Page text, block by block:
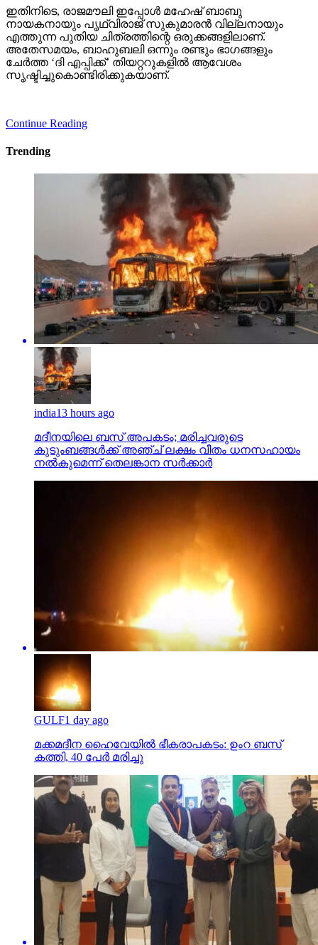
ഇതിനിടെ, രാജമൗലി ഇപ്പോള്‍ മഹേഷ് ബാബു
നായകനായും പൃഥ്വിരാജ് സുകുമാരന്‍ വില്ലനായും
എത്തുന്ന പുതിയ ചിത്രത്തിന്റെ ഒരുക്കങ്ങളിലാണ്.
അതേസമയം, ബാഹുബലി ഒന്നും രണ്ടും ഭാഗങ്ങളും
ചേര്‍ത്ത ‘ദി എപ്പിക്ക്’ തിയറ്ററുകളില്‍ ആവേശം
സൃഷ്ടിച്ചുകൊണ്ടിരിക്കുകയാണ്.
Continue Reading
Trending
india13 hours ago
മദീനയിലെ ബസ് അപകടം; മരിച്ചവരുടെ
കുടുംബങ്ങള്‍ക്ക് അഞ്ച് ലക്ഷം വീതം ധനസഹായം
നല്‍കുമെന്ന് തെലങ്കാന സര്‍ക്കാര്‍
GULF1 day ago
മക്കമദീന ഹൈവേയില്‍ ഭീകരാപകടം: ഉംറ ബസ്
കത്തി, 40 പേര്‍ മരിച്ചു